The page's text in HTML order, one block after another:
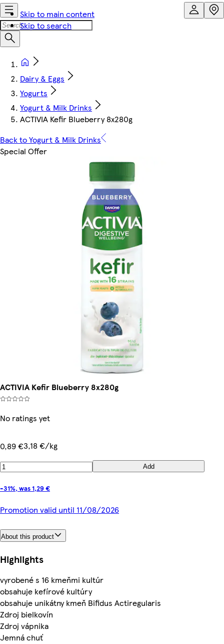
Skip to main content
Skip to search
Dairy & Eggs
Yogurts
Yogurt & Milk Drinks
ACTIVIA Kefir Blueberry 8x280g
Back to Yogurt & Milk Drinks
Special Offer
ACTIVIA Kefir Blueberry 8x280g
No ratings yet
0,89 €3,18 €/kg
Add
-31%, was 1,29 €
Promotion valid until 11/08/2026
About this product
Highlights
vyrobené s 16 kmeňmi kultúr
obsahuje kefírové kultúry
obsahuje unikátny kmeň Bifidus Actiregularis
Zdroj bielkovín
Zdroj vápnika
Jemná chuť